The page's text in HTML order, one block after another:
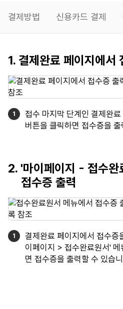
수
센
터
결제방법 신용카드 결제
접수증
출력
1. 결제완료 페이지에서
접수 마지막 단계인 결제완
버튼을 클릭하면 접수증을
2. '마이페이지 - 접수완
접수증 출력
결제완료 페이지에서 접수증
이페이지 > 접수완료원서'
면 접수증을 출력할 수 있습